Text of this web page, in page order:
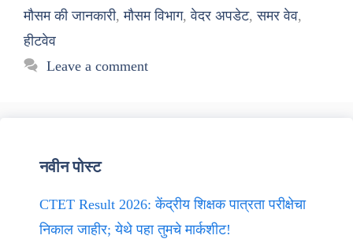
मौसम की जानकारी,मौसम विभाग,वेदर अपडेट,समर वेव,
हीटवेव
Leave a comment
नवीन पोस्ट
CTET Result 2026: केंद्रीय शिक्षक पात्रता परीक्षेचा
निकाल जाहीर; येथे पहा तुमचे मार्कशीट!